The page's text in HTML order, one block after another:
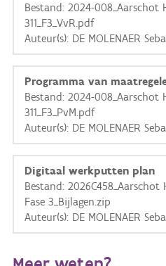
+ −
Basis Lagen
Ortho
GRB-Basiskaart
Bestand: 2024-008_Aarschot
311_F3_VvR.pdf
Auteur(s): DE MOLENAER
Programma van
Bestand: 2024-008_Aarschot
311_F3_PvM.pdf
Auteur(s): DE MOLENAER
Digitaal werkputten plan
Bestand: 2026C458_Aarschot
Fase 3_Bijlagen.zip
Auteur(s): DE MOLENAER